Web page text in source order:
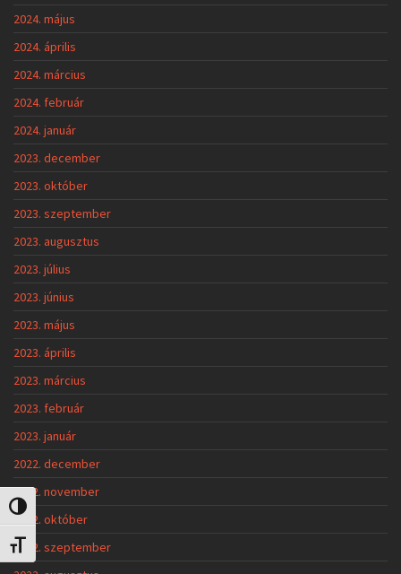
Nagy kontraszt váltása
Betűméret váltása
2024. május
2024. április
2024. március
2024. február
2024. január
2023. december
2023. október
2023. szeptember
2023. augusztus
2023. július
2023. június
2023. május
2023. április
2023. március
2023. február
2023. január
2022. december
2022. november
2022. október
2022. szeptember